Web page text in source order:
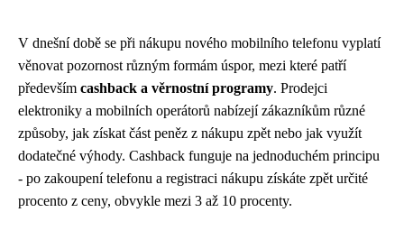
V dnešní době se při nákupu nového mobilního telefonu vyplatí
věnovat pozornost různým formám úspor, mezi které patří
především cashback a věrnostní programy. Prodejci
elektroniky a mobilních operátorů nabízejí zákazníkům různé
způsoby, jak získat část peněz z nákupu zpět nebo jak využít
dodatečné výhody. Cashback funguje na jednoduchém principu
- po zakoupení telefonu a registraci nákupu získáte zpět určité
procento z ceny, obvykle mezi 3 až 10 procenty.